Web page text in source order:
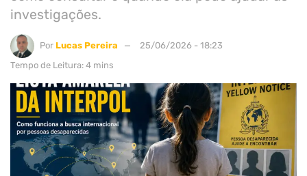
investigações.
Por Lucas Pereira
25/06/2026 - 18:23
Tempo de Leitura: 4 mins